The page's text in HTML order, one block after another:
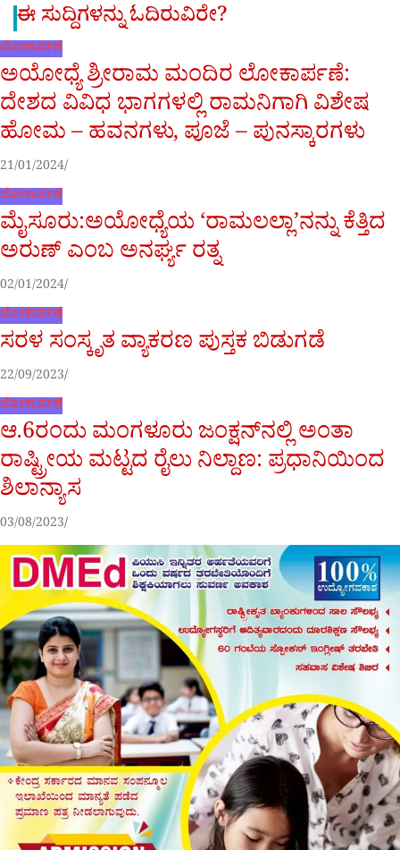
ಈ ಸುದ್ದಿಗಳನ್ನು ಓದಿರುವಿರೇ?
ಲೋಕಾರ್ಪಣೆ
ಅಯೋಧ್ಯೆ ಶ್ರೀರಾಮ ಮಂದಿರ ಲೋಕಾರ್ಪಣೆ:
ದೇಶದ ವಿವಿಧ ಭಾಗಗಳಲ್ಲಿ ರಾಮನಿಗಾಗಿ ವಿಶೇಷ
ಹೋಮ – ಹವನಗಳು, ಪೂಜೆ – ಪುನಸ್ಕಾರಗಳು
21/01/2024
ಲೋಕಾರ್ಪಣೆ
ಮೈಸೂರು:ಅಯೋಧ್ಯೆಯ ‘ರಾಮಲಲ್ಲಾ’ನನ್ನು ಕೆತ್ತಿದ
ಅರುಣ್ ಎಂಬ ಅನರ್ಘ್ಯ ರತ್ನ
02/01/2024
ಲೋಕಾರ್ಪಣೆ
ಸರಳ ಸಂಸ್ಕೃತ ವ್ಯಾಕರಣ ಪುಸ್ತಕ ಬಿಡುಗಡೆ
22/09/2023
ಲೋಕಾರ್ಪಣೆ
ಆ.6ರಂದು ಮಂಗಳೂರು ಜಂಕ್ಷನ್‌ನಲ್ಲಿ ಅಂತಾ
ರಾಷ್ಟ್ರೀಯ ಮಟ್ಟದ ರೈಲು ನಿಲ್ದಾಣ: ಪ್ರಧಾನಿಯಿಂದ
ಶಿಲಾನ್ಯಾಸ
03/08/2023